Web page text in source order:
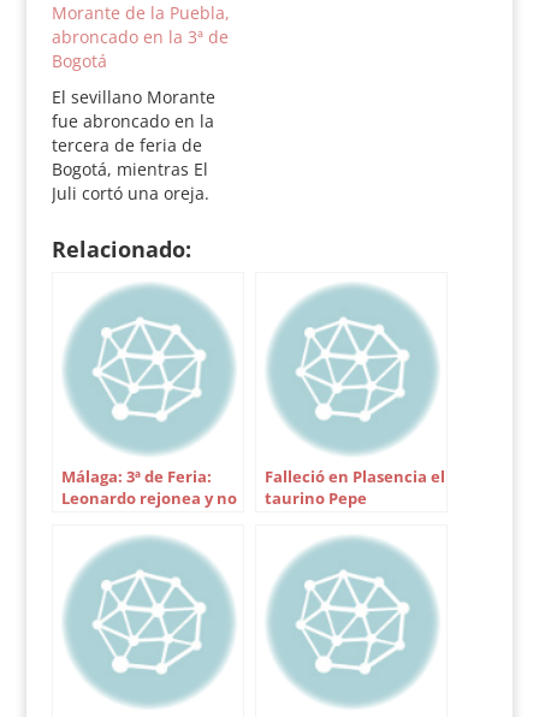
Morante de la Puebla,
abroncado en la 3ª de
Bogotá
El sevillano Morante
fue abroncado en la
tercera de feria de
Bogotá, mientras El
Juli cortó una oreja.
Domingo 25 de
enero.3ª de Feria. Casi
lleno. Toros de Juan
Bernardo Caicedo,
desiguales de
presentación, justos
de fuerzas y
deslucidos. 2º, 4º, 5º
pitados en el arrastre.
Relacionado:
Málaga: 3ª de Feria:
Leonardo rejonea y no
Falleció en Plasencia el
taurino Pepe